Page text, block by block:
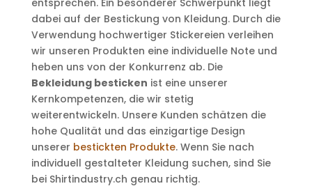
entsprechen. Ein besonderer Schwerpunkt liegt
dabei auf der Bestickung von Kleidung. Durch die
Verwendung hochwertiger Stickereien verleihen
wir unseren Produkten eine individuelle Note und
heben uns von der Konkurrenz ab. Die
Bekleidung besticken ist eine unserer
Kernkompetenzen, die wir stetig
weiterentwickeln. Unsere Kunden schätzen die
hohe Qualität und das einzigartige Design
unserer bestickten Produkte. Wenn Sie nach
individuell gestalteter Kleidung suchen, sind Sie
bei Shirtindustry.ch genau richtig.